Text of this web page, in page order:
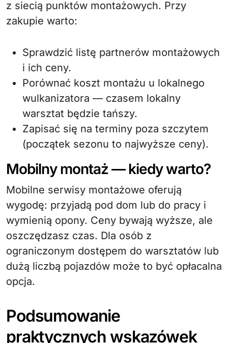
z siecią punktów montażowych. Przy
zakupie warto:
Sprawdzić listę partnerów montażowych
i ich ceny.
Porównać koszt montażu u lokalnego
wulkanizatora — czasem lokalny
warsztat będzie tańszy.
Zapisać się na terminy poza szczytem
(początek sezonu to najwyższe ceny).
Mobilny montaż — kiedy warto?
Mobilne serwisy montażowe oferują
wygodę: przyjadą pod dom lub do pracy i
wymienią opony. Ceny bywają wyższe, ale
oszczędzasz czas. Dla osób z
ograniczonym dostępem do warsztatów lub
dużą liczbą pojazdów może to być opłacalna
opcja.
Podsumowanie
praktycznych wskazówek